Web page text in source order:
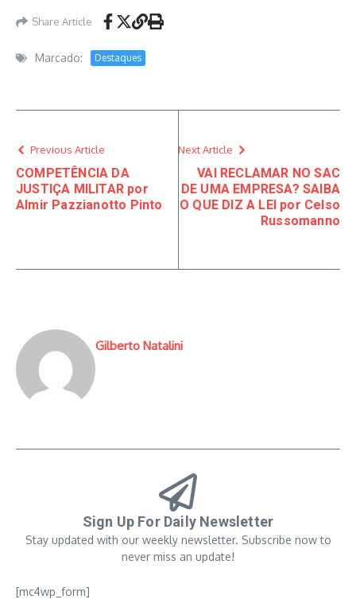
Share Article
Marcado: Destaques
Previous Article
COMPETÊNCIA DA
JUSTIÇA MILITAR por
Almir Pazzianotto Pinto
Next Article
VAI RECLAMAR NO SAC
DE UMA EMPRESA? SAIBA
O QUE DIZ A LEI por Celso
Russomanno
Gilberto Natalini
Sign Up For Daily Newsletter
Stay updated with our weekly newsletter. Subscribe now to
never miss an update!
[mc4wp_form]